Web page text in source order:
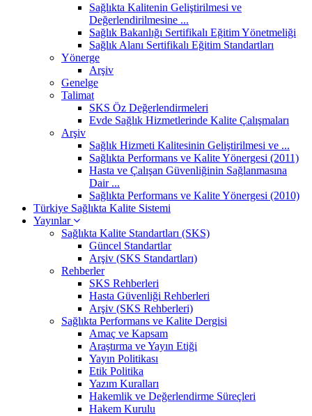
Sağlıkta Kalitenin Geliştirilmesi ve
Değerlendirilmesine ...
Sağlık Bakanlığı Sertifikalı Eğitim Yönetmeliği
Sağlık Alanı Sertifikalı Eğitim Standartları
Yönerge
Arşiv
Genelge
Talimat
SKS Öz Değerlendirmeleri
Evde Sağlık Hizmetlerinde Kalite Çalışmaları
Arşiv
Sağlık Hizmeti Kalitesinin Geliştirilmesi ve ...
Sağlıkta Performans ve Kalite Yönergesi (2011)
Hasta ve Çalışan Güvenliğinin Sağlanmasına
Dair ...
Sağlıkta Performans ve Kalite Yönergesi (2010)
Türkiye Sağlıkta Kalite Sistemi
Yayınlar
Sağlıkta Kalite Standartları (SKS)
Güncel Standartlar
Arşiv (SKS Standartları)
Rehberler
SKS Rehberleri
Hasta Güvenliği Rehberleri
Arşiv (SKS Rehberleri)
Sağlıkta Performans ve Kalite Dergisi
Amaç ve Kapsam
Araştırma ve Yayın Etiği
Yayın Politikası
Etik Politika
Yazım Kuralları
Hakemlik ve Değerlendirme Süreçleri
Hakem Kurulu